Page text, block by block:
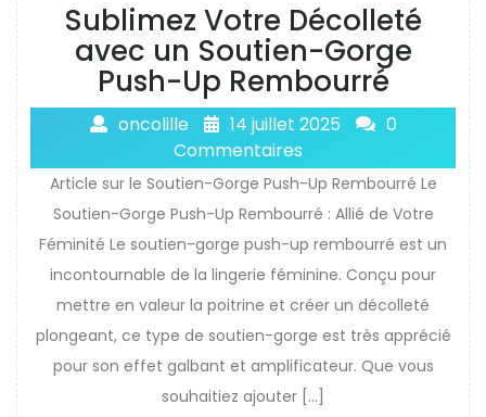
Sublimez Votre Décolleté
avec un Soutien-Gorge
Push-Up Rembourré
oncolille 14 juillet 2025
0
Commentaires
Article sur le Soutien-Gorge Push-Up Rembourré Le
Soutien-Gorge Push-Up Rembourré : Allié de Votre
Féminité Le soutien-gorge push-up rembourré est un
incontournable de la lingerie féminine. Conçu pour
mettre en valeur la poitrine et créer un décolleté
plongeant, ce type de soutien-gorge est très apprécié
pour son effet galbant et amplificateur. Que vous
souhaitiez ajouter […]